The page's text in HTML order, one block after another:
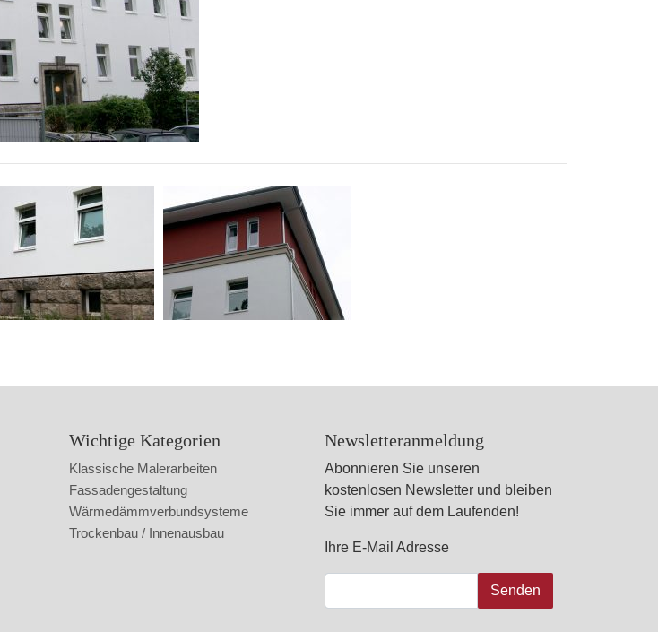
Wichtige Kategorien
Klassische Malerarbeiten
Fassadengestaltung
Wärmedämmverbundsysteme
Trockenbau / Innenausbau
Newsletteranmeldung
Abonnieren Sie unseren
kostenlosen Newsletter und bleiben
Sie immer auf dem Laufenden!
Ihre E-Mail Adresse
Senden